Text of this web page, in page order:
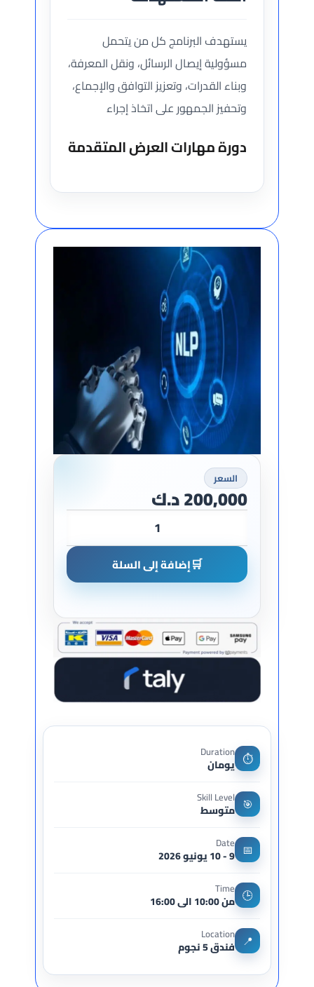
يستهدف البرنامج كل من يتحمل
مسؤولية إيصال الرسائل، ونقل المعرفة،
وبناء القدرات، وتعزيز التوافق والإجماع،
وتحفيز الجمهور على اتخاذ إجراء
دورة مهارات العرض المتقدمة
السعر
200,000د.ك
🛒إضافة إلى السلة
⏱
Duration
يومان
🎯
Skill Level
متوسط
📅
Date
9 - 10 يونيو 2026
🕒
Time
من 10:00 الى 16:00
📍
Location
فندق 5 نجوم